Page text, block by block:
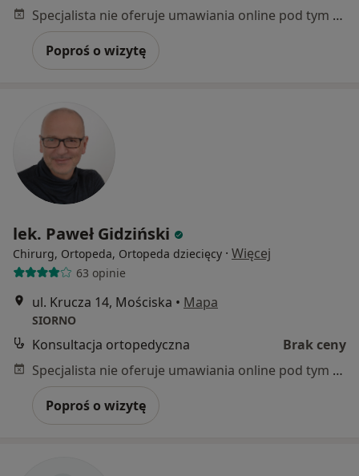
Specjalista nie oferuje umawiania online pod tym adresem.
Poproś o wizytę
lek. Paweł Gidziński
Chirurg, Ortopeda, Ortopeda dziecięcy · Więcej
63 opinie
ul. Krucza 14, Mościska • Mapa
SIORNO
Konsultacja ortopedyczna
Brak ceny
Specjalista nie oferuje umawiania online pod tym adresem.
Poproś o wizytę